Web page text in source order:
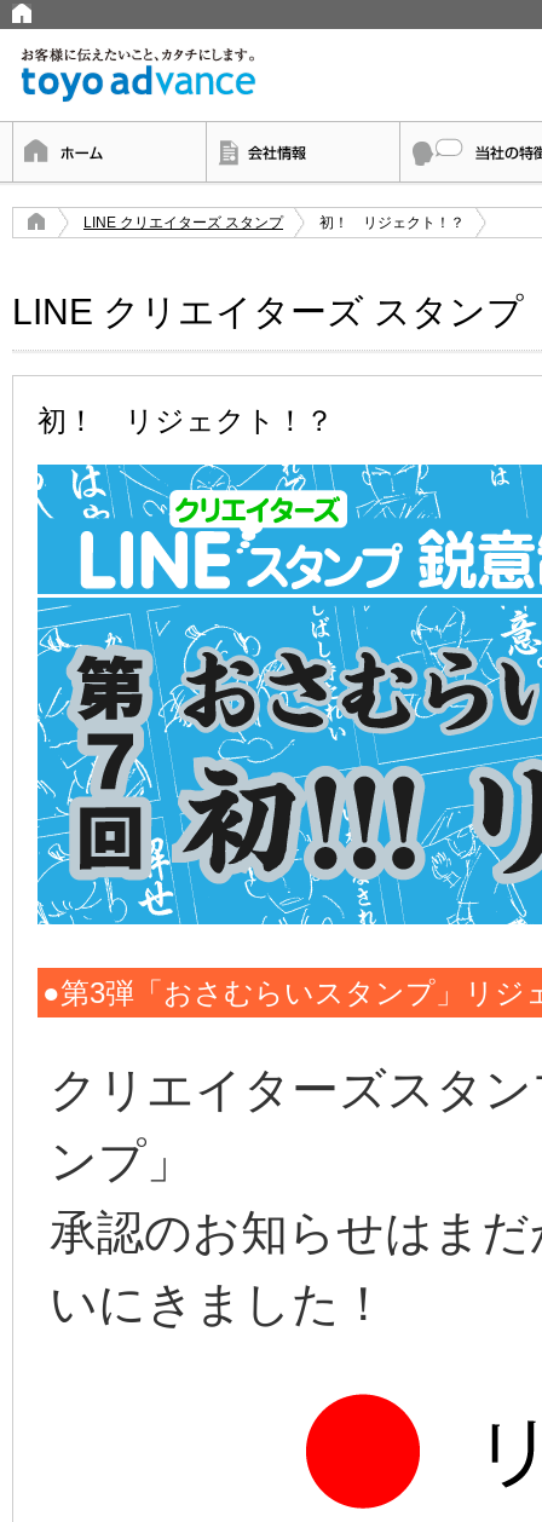
LINE クリエイターズ スタンプ 初！ リジェクト！？
LINE クリエイターズ スタンプ
初！ リジェクト！？
●第3弾「おさむらいスタンプ」リジ
クリエイターズスタ
ンプ」
承認のお知らせはま
いにきました！